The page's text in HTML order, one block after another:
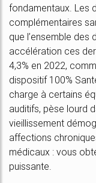
fondamentaux. Les
complémentaires
que l’ensemble
accélération ces
4,3% en 2022,
dispositif 100%
charge à certains
auditifs, pèse lourd
vieillissement
affections
médicaux : vous
puissante.